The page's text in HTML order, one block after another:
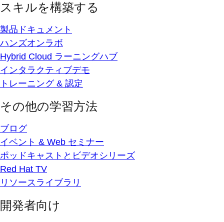
スキルを構築する
製品ドキュメント
ハンズオンラボ
Hybrid Cloud ラーニングハブ
インタラクティブデモ
トレーニング & 認定
その他の学習方法
ブログ
イベント & Web セミナー
ポッドキャストとビデオシリーズ
Red Hat TV
リソースライブラリ
開発者向け